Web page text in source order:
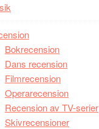
Bokrecension
Dans recension
Filmrecension
Operarecension
Recension av TV-serier
Skivrecensioner